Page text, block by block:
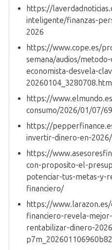
https://
inteligente/finanzas-
2026
https://www.cope.es/
semana/audios/
economista-desvela-
https://
consumo/2026/01/07/
https://
invertir-dinero-en-2026/
https://
con-proposito-el-
potenciar-tus-metas-y-
financiero/
https://
financiero-revela-
rentabilizar-dinero-